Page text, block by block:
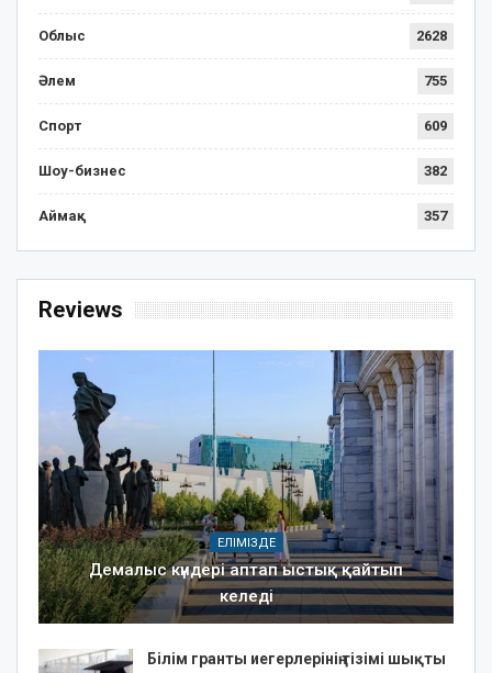
Облыс 2628
Әлем 755
Спорт 609
Шоу-бизнес 382
Аймақ 357
Reviews
ЕЛІМІЗДЕ
Демалыс күндері аптап ыстық қайтып
келеді
Білім гранты иегерлерінің тізімі шықты